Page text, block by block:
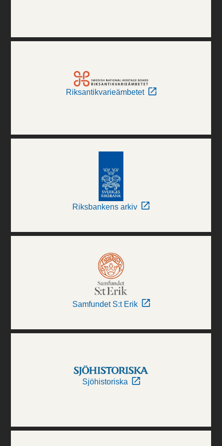
Riksantikvarieämbetet
Riksbankens arkiv
Samfundet S:t Erik
Sjöhistoriska